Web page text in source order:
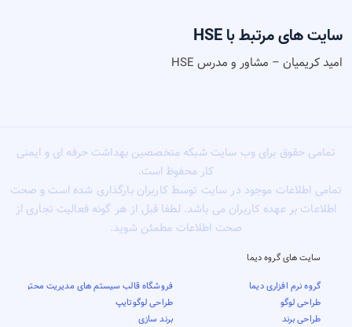
سایت های مرتبط با HSE
امید کریمیان – مشاور و مدرس HSE
تمامی حقوق برای وب سایت شبکه متخصصین بهداشت حرفه ای و ایمنی
کار محفوظ است.
تمامی اطلاعات موجود در سایت توسط کاربران بارگذاری شده است و صحت
اطلاعات بر عهده کاربران می باشد. لطفا قبل از هر گونه فعالیت تجاری از
صحت اطلاعات مطمئن شوید.
سایت های گروه دیما
گروه نرم افزاری دیما
فروشگاه قالب سیستم های مدیریت محتوا
طراحی لوگو
طراحی لوگوتایپ
طراحی برند
برند سازی